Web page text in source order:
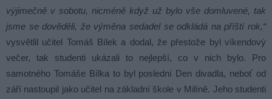
výjimečně v sobotu, nicméně když už bylo vše domluvené, tak
jsme se dověděli, že výměna sedadel se odkládá na příští rok,“
vysvětlil učitel Tomáš Bílek a dodal, že přestože byl víkendový
večer, tak studenti ukázali to nejlepší, co v nich bylo. Pro
samotného Tomáše Bílka to byl poslední Den divadla, neboť od
září nastoupil jako učitel na základní škole v Milíně. Jeho studenti